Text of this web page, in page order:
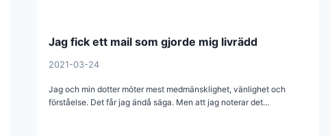
Jag fick ett mail som gjorde mig livrädd
2021-03-24
Jag och min dotter möter mest medmänsklighet, vänlighet och
förståelse. Det får jag ändå säga. Men att jag noterar det…